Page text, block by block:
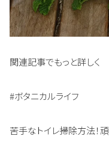
関連記事でもっと詳しく
#ボタニカルライフ
苦手なトイレ掃除方法！